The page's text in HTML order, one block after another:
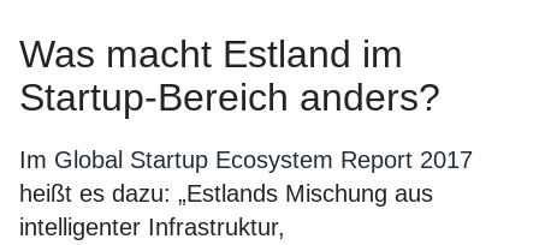
Was macht Estland im
Startup-Bereich anders?
Im Global Startup Ecosystem Report 2017
heißt es dazu: „Estlands Mischung aus
intelligenter Infrastruktur,